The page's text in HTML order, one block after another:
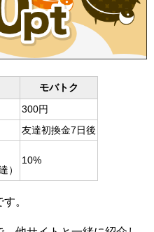
モバトク
300円
友達初換金7日後
）
10%
。